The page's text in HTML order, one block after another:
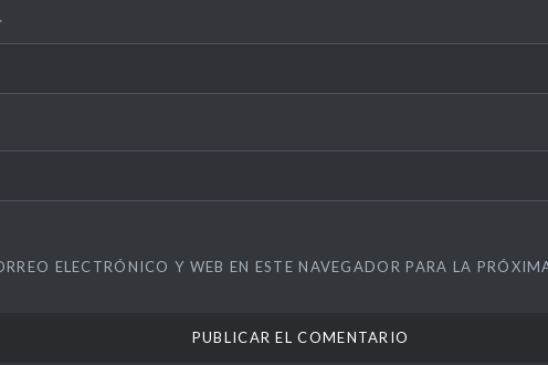
ELECTRÓNICO Y WEB EN ESTE NAVEGADOR PARA LA